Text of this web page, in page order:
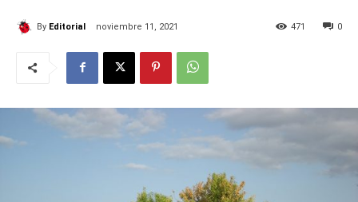
By Editorial noviembre 11, 2021 0
471